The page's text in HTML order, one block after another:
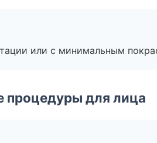
или с минимальным
процедуры для лица